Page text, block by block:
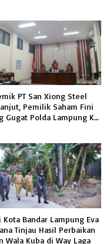
PT San Xiong Steel
Pemilik Saham Fini
Gugat Polda Lampung Ke
Kota Bandar Lampung Eva
Tinjau Hasil Perbaikan
Wala Kuba di Way Laga